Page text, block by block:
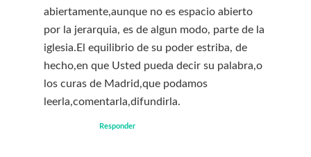
abiertamente,aunque no es espacio abierto
por la jerarquia, es de algun modo, parte de la
iglesia.El equilibrio de su poder estriba, de
hecho,en que Usted pueda decir su palabra,o
los curas de Madrid,que podamos
leerla,comentarla,difundirla.
Responder